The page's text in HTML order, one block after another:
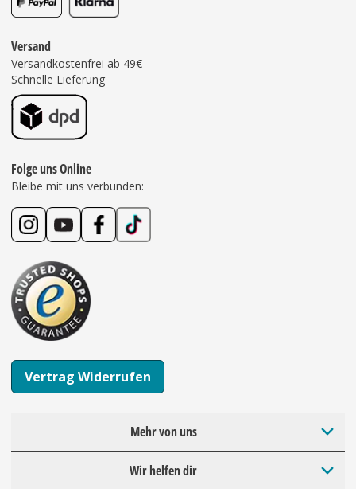
Versand
Versandkostenfrei ab 49€
Schnelle Lieferung
Folge uns Online
Bleibe mit uns verbunden:
Vertrag Widerrufen
Mehr von uns
Wir helfen dir